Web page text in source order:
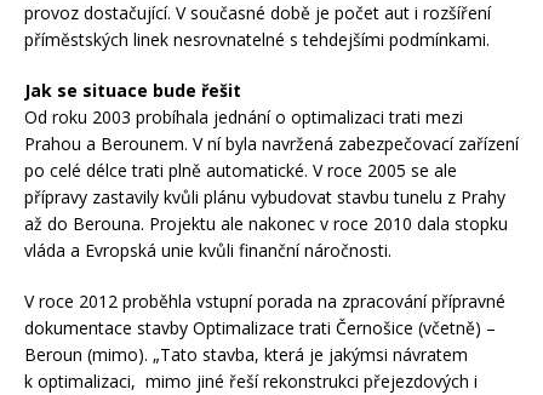
provoz dostačující. V současné době je počet aut i rozšíření
příměstských linek nesrovnatelné s tehdejšími podmínkami.
Jak se situace bude řešit
Od roku 2003 probíhala jednání o optimalizaci trati mezi
Prahou a Berounem. V ní byla navržená zabezpečovací zařízení
po celé délce trati plně automatické. V roce 2005 se ale
přípravy zastavily kvůli plánu vybudovat stavbu tunelu z Prahy
až do Berouna. Projektu ale nakonec v roce 2010 dala stopku
vláda a Evropská unie kvůli finanční náročnosti.
V roce 2012 proběhla vstupní porada na zpracování přípravné
dokumentace stavby Optimalizace trati Černošice (včetně) –
Beroun (mimo). „Tato stavba, která je jakýmsi návratem
k optimalizaci, mimo jiné řeší rekonstrukci přejezdových i